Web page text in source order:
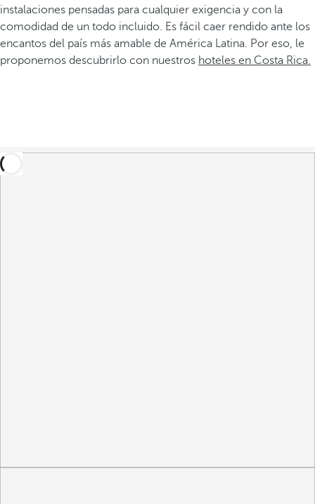
instalaciones pensadas para cualquier exigencia y con la
comodidad de un todo incluido. Es fácil caer rendido ante los
encantos del país más amable de América Latina. Por eso, le
proponemos descubrirlo con nuestros hoteles en Costa Rica.